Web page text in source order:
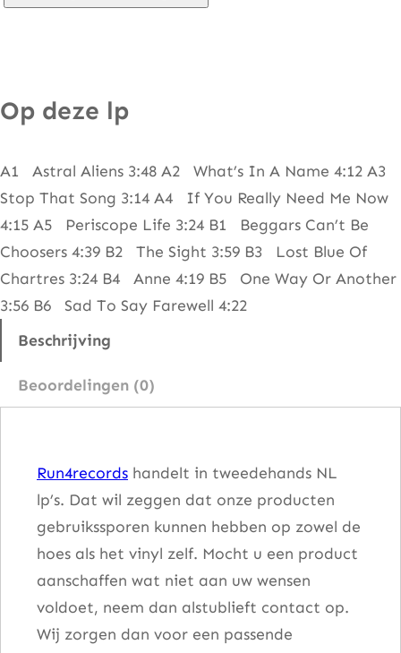
–
e
r
i
s
c
o
e
Op deze lp
A1 Astral Aliens 3:48 A2 What’s In A Name 4:12 A3
Stop That Song 3:14 A4 If You Really Need Me Now
4:15 A5 Periscope Life 3:24 B1 Beggars Can’t Be
Choosers 4:39 B2 The Sight 3:59 B3 Lost Blue Of
Chartres 3:24 B4 Anne 4:19 B5 One Way Or Another
3:56 B6 Sad To Say Farewell 4:22
Beschrijving
Beoordelingen (0)
Run4records handelt in tweedehands NL
lp’s. Dat wil zeggen dat onze producten
gebruikssporen kunnen hebben op zowel de
hoes als het vinyl zelf. Mocht u een product
aanschaffen wat niet aan uw wensen
voldoet, neem dan alstublieft contact op.
Wij zorgen dan voor een passende